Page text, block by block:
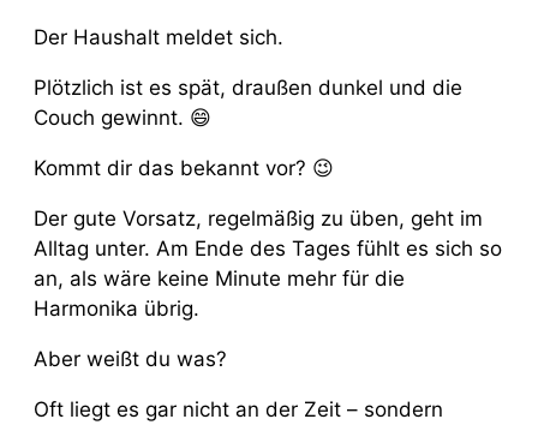
Der Haushalt meldet sich.
Plötzlich ist es spät, draußen dunkel und die
Couch gewinnt. 😄
Kommt dir das bekannt vor? 😉
Der gute Vorsatz, regelmäßig zu üben, geht im
Alltag unter. Am Ende des Tages fühlt es sich so
an, als wäre keine Minute mehr für die
Harmonika übrig.
Aber weißt du was?
Oft liegt es gar nicht an der Zeit – sondern